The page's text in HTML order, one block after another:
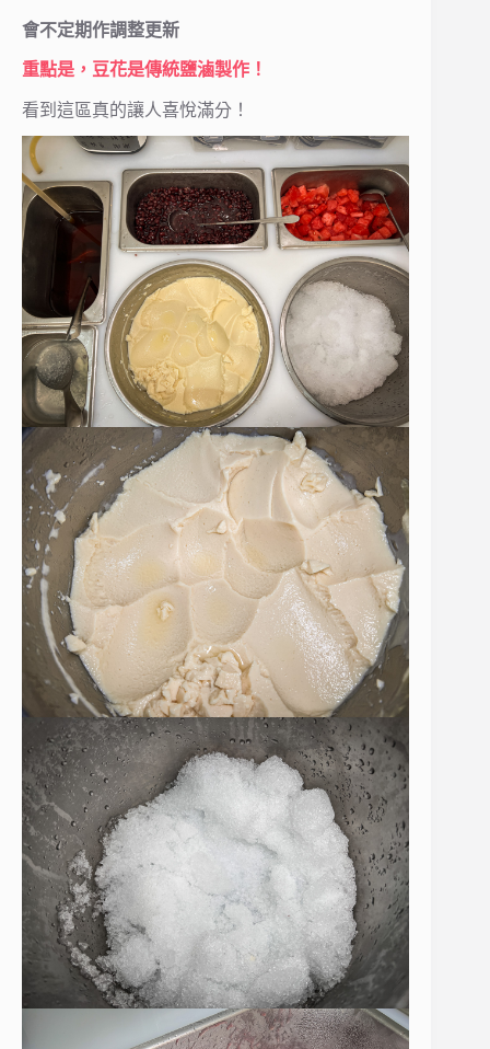
會不定期作調整更新
重點是，豆花是傳統鹽滷製作！
看到這區真的讓人喜悅滿分！